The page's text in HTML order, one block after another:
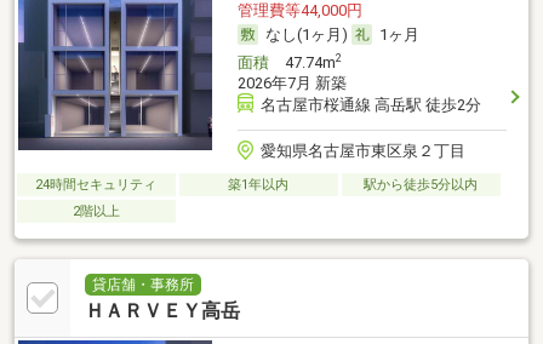
管理費等44,000円
なし(1ヶ月)
1ヶ月
面積47.74m2
2026年7月 新築
名古屋市桜通線 高岳駅 徒歩2分
愛知県名古屋市東区泉２丁目
24時間セキュリティ 築1年以内
駅から徒歩5分以内
2階以上
貸店舗・事務所
ＨＡＲＶＥＹ高岳